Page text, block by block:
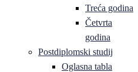
Treća godina
Četvrta
godina
Postdiplomski studij
Oglasna tabla